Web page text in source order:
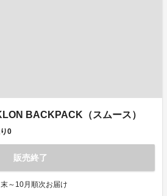
BACKPACK（スムース）
0
販売終了
～10月順次お届け